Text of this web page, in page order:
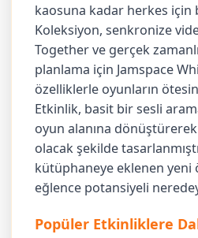
kaosuna kadar herkes için
Koleksiyon, senkronize
Together ve gerçek
planlama için Jamspace
özelliklerle oyunların
Etkinlik, basit bir sesli
oyun alanına
olacak şekilde
kütüphaneye eklenen yeni
eğlence potansiyeli
Popüler Etkinliklere